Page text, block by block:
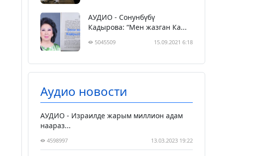
АУДИО - Сонунбүбү
Кадырова: “Мен жазган Ка...
5045509 15.09.2021 6:18
Аудио новости
АУДИО - Израилде жарым миллион адам
наараз...
4598997 13.03.2023 19:22